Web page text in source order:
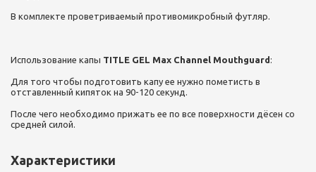
В комплекте проветриваемый противомикробный футляр.
Использование капы TITLE GEL Max Channel Mouthguard :
Для того чтобы подготовить капу ее нужно пометисть в
отставленный кипяток на 90-120 секунд.
После чего необходимо прижать ее по все поверхности дёсен со
средней силой.
Характеристики